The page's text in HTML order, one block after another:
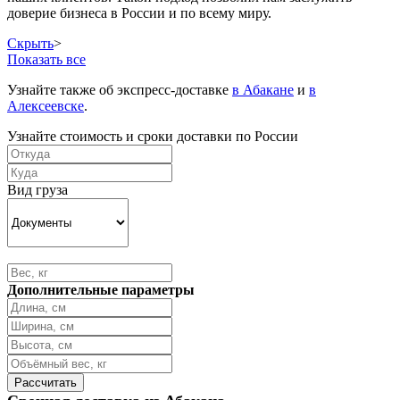
доверие бизнеса в России и по всему миру.
Скрыть>
Показать все
Узнайте также об экспресс-доставке в Абакане и в
Алексеевске.
Узнайте стоимость и сроки доставки по России
Вид груза
Дополнительные параметры